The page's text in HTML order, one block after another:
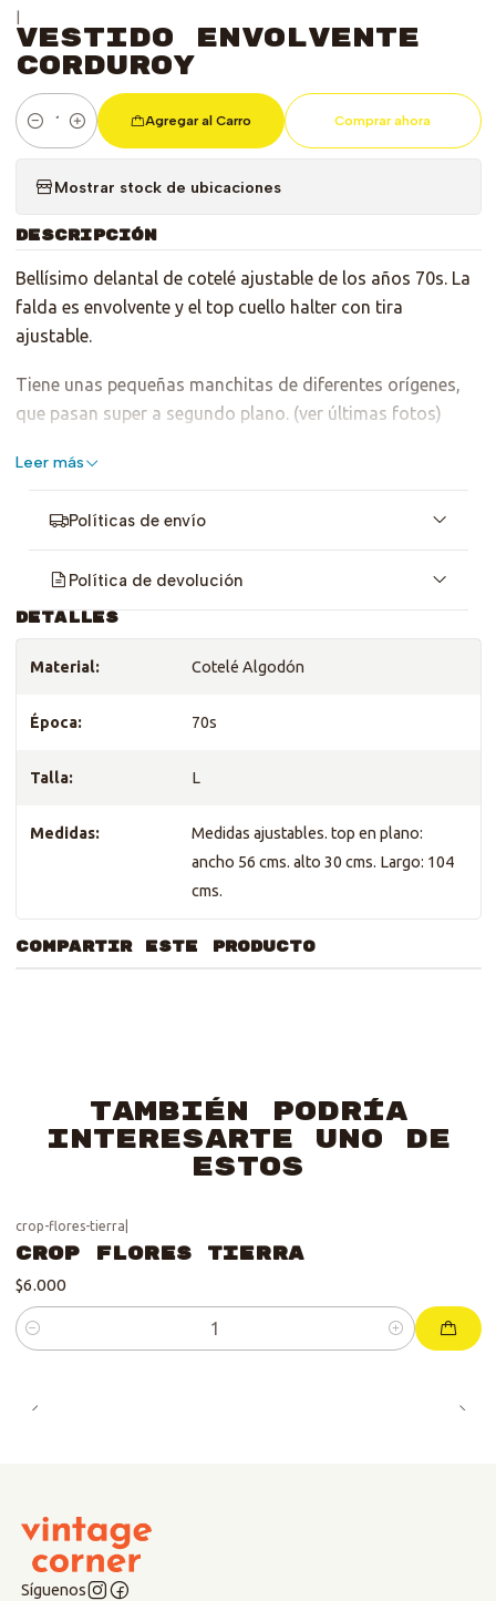
|
Vestido Envolvente
Corduroy
Cantidad
Agregar al Carro Comprar ahora
Mostrar stock de ubicaciones
DESCRIPCIÓN
Bellísimo delantal de cotelé ajustable de los años 70s. La
falda es envolvente y el top cuello halter con tira
ajustable.
Tiene unas pequeñas manchitas de diferentes orígenes,
que pasan super a segundo plano. (ver últimas fotos)
Dice talla L, al ser ajustable sirve para S-M-L y XL.
Leer más
Políticas de envío
Política de devolución
DETALLES
Material: Cotelé Algodón
Época: 70s
Talla: L
Medidas:
Medidas ajustables. top en plano:
ancho 56 cms. alto 30 cms. Largo: 104
cms.
COMPARTIR ESTE PRODUCTO
También podría
interesarte uno de
estos
crop-flores-tierra
Crop Flores tierra
$6.000
Cantidad
Síguenos